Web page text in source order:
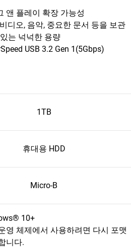
앤 플레이 확장 가능성
디오, 음악, 중요한 문서 등을 보관
는 넉넉한 용량
USB 3.2 Gen 1(5Gbps)
1TB
휴대용 HDD
Micro-B
10+
영 체제에서 사용하려면 다시 포맷
니다.